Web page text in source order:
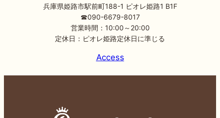
兵庫県姫路市駅前町188-1 ピオレ姫路1 B1F
☎090-6679-8017
営業時間：10:00～20:00
定休日：ピオレ姫路定休日に準じる
Access